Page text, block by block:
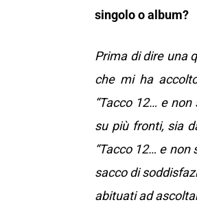
singolo o album?
Prima di dire una
che mi ha
“Tacco 12… e
su più fronti, sia
“Tacco 12… e
sacco di
abituati ad